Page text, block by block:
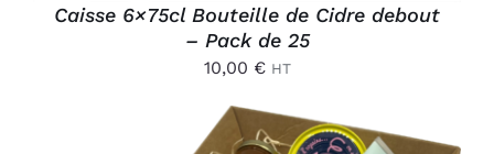
Caisse 6×75cl Bouteille de Cidre debout
– Pack de 25
10,00 € HT